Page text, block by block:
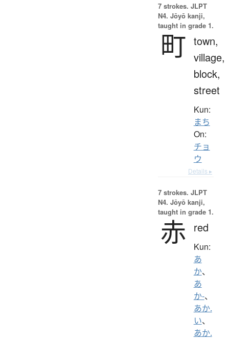
7 strokes. JLPT
N4. Jōyō kanji,
taught in grade 1.
町 town,
village,
block,
street
Kun:
まち
On:
チョ
ウ
Details ▸
7 strokes. JLPT
N4. Jōyō kanji,
taught in grade 1.
赤 red
Kun:
あ
か、
あ
か-、
あか.
い、
あか.